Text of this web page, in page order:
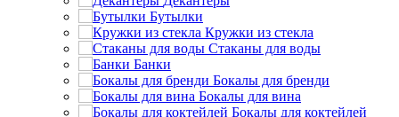
Бутылки
Кружки из стекла
Стаканы для воды
Банки
Бокалы для бренди
Бокалы для вина
Бокалы для коктейлей